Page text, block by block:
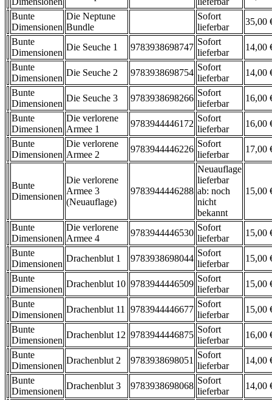
Bunte
Dimensionen
Die Neptune
Bundle
Sofort
lieferbar
35,00
Bunte
Dimensionen
Die Seuche 1 9783938698747
Sofort
lieferbar
14,00
Bunte
Dimensionen
Die Seuche 2 9783938698754
Sofort
lieferbar
14,00
Bunte
Dimensionen
Die Seuche 3 9783938698266
Sofort
lieferbar
16,00
Bunte
Dimensionen
Die verlorene
Armee 1
9783944446172
Sofort
lieferbar
16,00
Bunte
Dimensionen
Die verlorene
Armee 2
9783944446226
Sofort
lieferbar
17,00
Bunte
Dimensionen
Die verlorene
Armee 3
(Neuauflage)
9783944446288
Neuauflage
lieferbar
ab: noch
nicht
bekannt
15,00
Bunte
Dimensionen
Die verlorene
Armee 4
9783944446530
Sofort
lieferbar
15,00
Bunte
Dimensionen
Drachenblut 1 9783938698044
Sofort
lieferbar
15,00
Bunte
Dimensionen
Drachenblut 10 9783944446509
Sofort
lieferbar
15,00
Bunte
Dimensionen
Drachenblut 11 9783944446677
Sofort
lieferbar
15,00
Bunte
Dimensionen
Drachenblut 12 9783944446875
Sofort
lieferbar
16,00
Bunte
Dimensionen
Drachenblut 2 9783938698051
Sofort
lieferbar
14,00
Bunte
Dimensionen
Drachenblut 3 9783938698068
Sofort
lieferbar
14,00